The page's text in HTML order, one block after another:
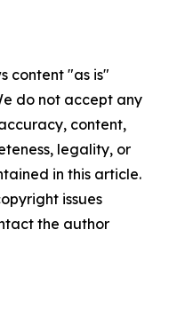
content "as is"
do not accept any
content,
legality, or
in this article.
issues
the author